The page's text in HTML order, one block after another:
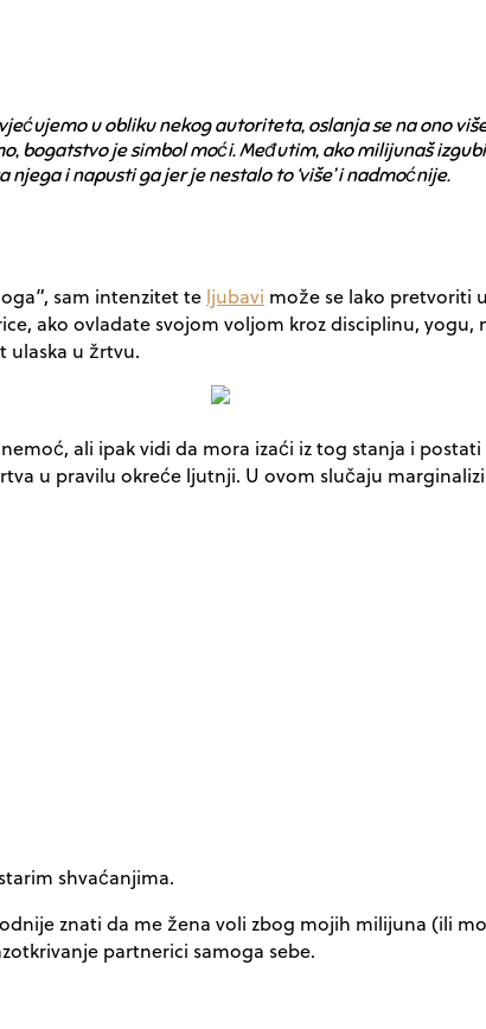
u obliku nekog autoriteta, oslanja se na ono
bogatstvo je simbol moći. Međutim, ako milijunaš
njega i napusti ga jer je nestalo to ‘više’ i nadmoćnije.
sam intenzitet te ljubavi može se lako pretvoriti
ako ovladate svojom voljom kroz disciplinu,
ulaska u žrtvu.
ali ipak vidi da mora izaći iz tog stanja i
u pravilu okreće ljutnji. U ovom slučaju
shvaćanjima.
znati da me žena voli zbog mojih milijuna (ili
partnerici samoga sebe.